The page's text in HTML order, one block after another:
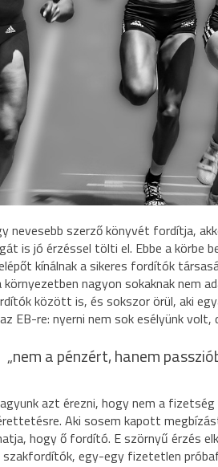
nevesebb szerző könyvét fordítja,
is jó érzéssel tölti el. Ebbe a körbe
kínálnak a sikeres fordítók
környezetben nagyon sokaknak nem
között is, és sokszor örül, aki
EB-re: nyerni nem sok esélyünk
„nem a pénzért, hanem
azt érezni, hogy nem a
Aki sosem kapott
hogy ő fordító. E szörnyű érzés
szakfordítók, egy-egy fizetetlen